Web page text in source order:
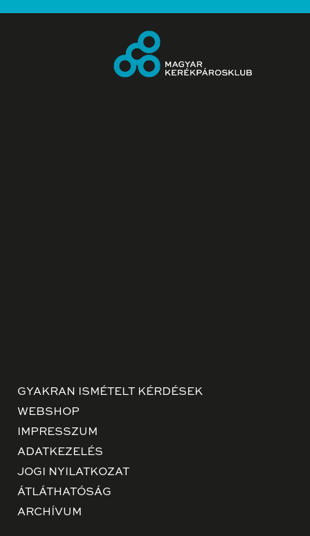
GYAKRAN ISMÉTELT KÉRDÉSEK
WEBSHOP
IMPRESSZUM
ADATKEZELÉS
JOGI NYILATKOZAT
ÁTLÁTHATÓSÁG
ARCHÍVUM